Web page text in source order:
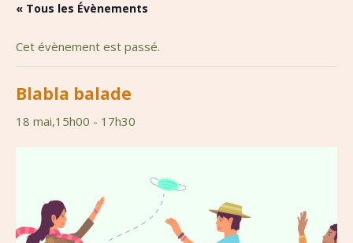
« Tous les Évènements
Cet évènement est passé.
Blabla balade
18 mai,15h00 - 17h30